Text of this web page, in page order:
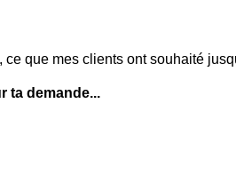
que mes clients ont souhaité
ta demande...